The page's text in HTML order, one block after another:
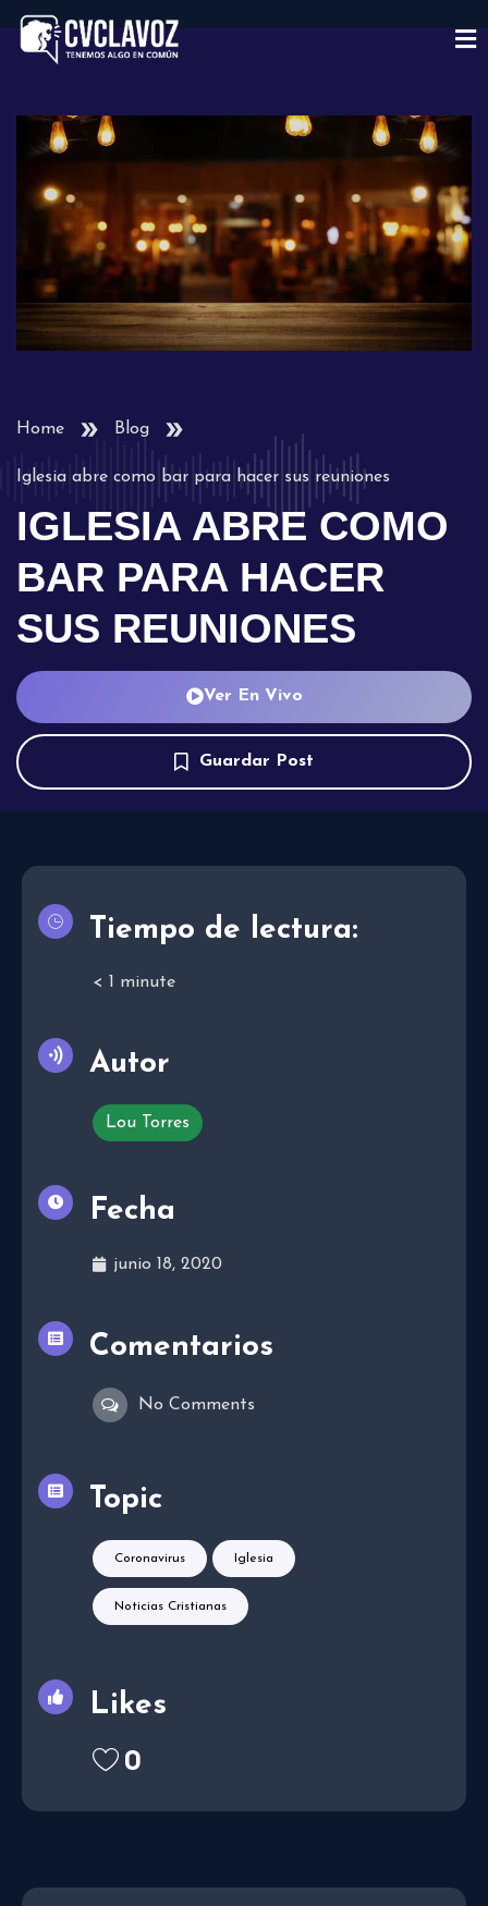
Home Blog
Iglesia abre como bar para hacer sus reuniones
IGLESIA ABRE COMO
BAR PARA HACER
SUS REUNIONES
Ver En Vivo
Guardar Post
Tiempo de lectura:
< 1 minute
Autor
Lou Torres
Fecha
junio 18, 2020
Comentarios
No Comments
Topic
Coronavirus Iglesia
Noticias Cristianas
Likes
0